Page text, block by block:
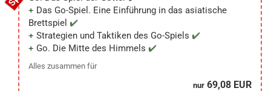
Das Go-Spiel. Eine Einführung in das asiatische
Brettspiel
Strategien und Taktiken des Go-Spiels
Go. Die Mitte des Himmels
Alles zusammen für
nur 69,08 EUR